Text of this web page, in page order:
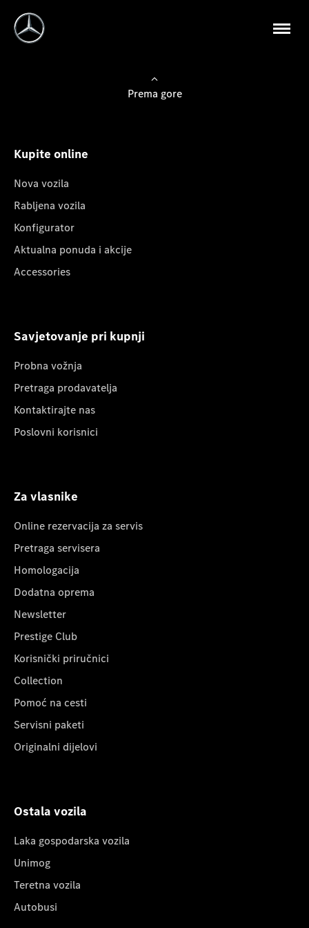
Prema gore
Kupite online
Nova vozila
Rabljena vozila
Konfigurator
Aktualna ponuda i akcije
Accessories
Savjetovanje pri kupnji
Probna vožnja
Pretraga prodavatelja
Kontaktirajte nas
Poslovni korisnici
Za vlasnike
Online rezervacija za servis
Pretraga servisera
Homologacija
Dodatna oprema
Newsletter
Prestige Club
Korisnički priručnici
Collection
Pomoć na cesti
Servisni paketi
Originalni dijelovi
Ostala vozila
Laka gospodarska vozila
Unimog
Teretna vozila
Autobusi